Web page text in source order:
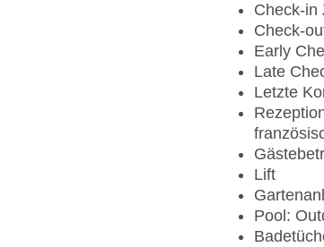
Check-in
Check-
Early
Late
Letzte
Lift
Pool: